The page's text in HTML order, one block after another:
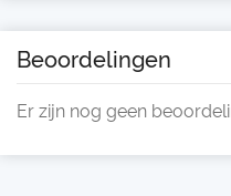
Beoordelingen
Er zijn nog geen